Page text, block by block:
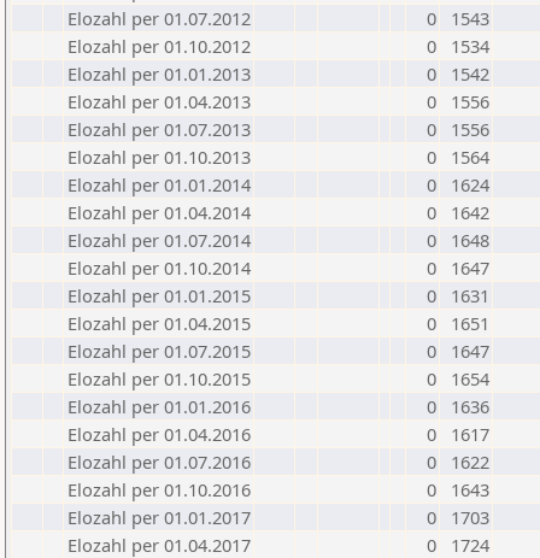
Elozahl per 01.07.2012
0
1543
Elozahl per 01.10.2012
0
1534
Elozahl per 01.01.2013
0
1542
Elozahl per 01.04.2013
0
1556
Elozahl per 01.07.2013
0
1556
Elozahl per 01.10.2013
0
1564
Elozahl per 01.01.2014
0
1624
Elozahl per 01.04.2014
0
1642
Elozahl per 01.07.2014
0
1648
Elozahl per 01.10.2014
0
1647
Elozahl per 01.01.2015
0
1631
Elozahl per 01.04.2015
0
1651
Elozahl per 01.07.2015
0
1647
Elozahl per 01.10.2015
0
1654
Elozahl per 01.01.2016
0
1636
Elozahl per 01.04.2016
0
1617
Elozahl per 01.07.2016
0
1622
Elozahl per 01.10.2016
0
1643
Elozahl per 01.01.2017
0
1703
Elozahl per 01.04.2017
0
1724